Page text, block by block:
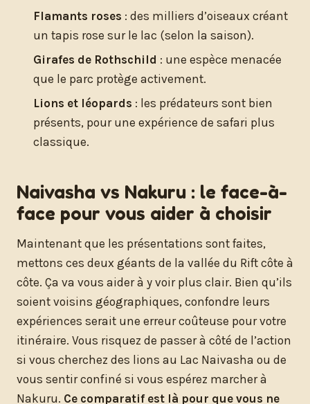
Flamants roses : des milliers d’oiseaux créant
un tapis rose sur le lac (selon la saison).
Girafes de Rothschild : une espèce menacée
que le parc protège activement.
Lions et léopards : les prédateurs sont bien
présents, pour une expérience de safari plus
classique.
Naivasha vs Nakuru : le face-à-
face pour vous aider à choisir
Maintenant que les présentations sont faites,
mettons ces deux géants de la vallée du Rift côte à
côte. Ça va vous aider à y voir plus clair. Bien qu’ils
soient voisins géographiques, confondre leurs
expériences serait une erreur coûteuse pour votre
itinéraire. Vous risquez de passer à côté de l’action
si vous cherchez des lions au Lac Naivasha ou de
vous sentir confiné si vous espérez marcher à
Nakuru. Ce comparatif est là pour que vous ne